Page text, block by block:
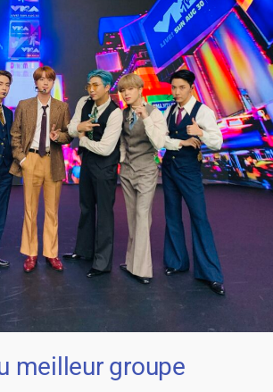
meilleur groupe​